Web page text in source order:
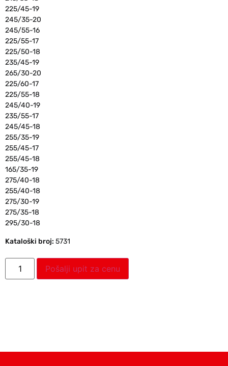
225/45-19
245/35-20
245/55-16
225/55-17
225/50-18
235/45-19
265/30-20
225/60-17
225/55-18
245/40-19
235/55-17
245/45-18
255/35-19
255/45-17
255/45-18
165/35-19
275/40-18
255/40-18
275/30-19
275/35-18
295/30-18
Kataloški broj: 5731
Pošalji upit za cenu